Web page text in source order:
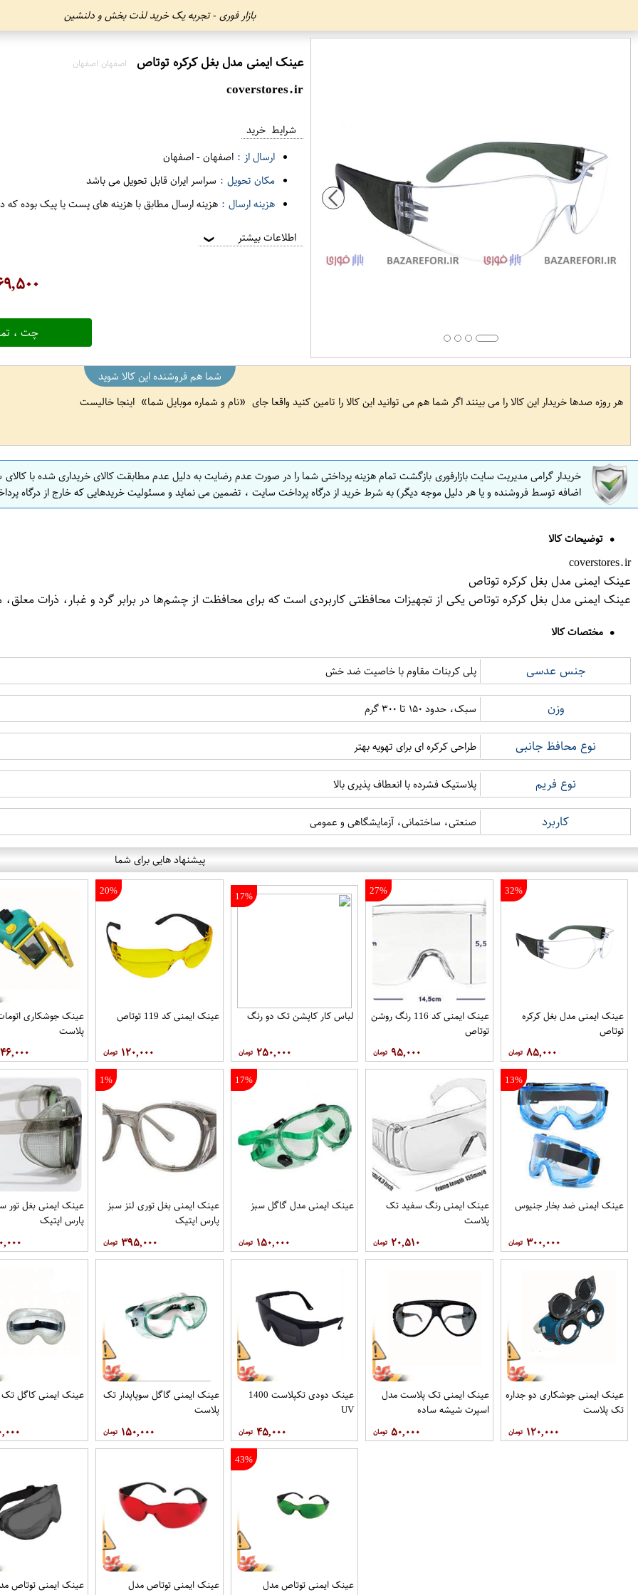
بازار فوری - تجربه یک خرید لذت بخش و دلنشین
عینک ایمنی مدل بغل کرکره توتاص اصفهان اصفهان
coverstores.ir
شرایط خرید
ارسال از : اصفهان-اصفهان
مکان تحویل : سراسر ایران قابل تحویل می باشد
هزینه ارسال : هزینه ارسال مطابق با هزینه های پست یا پیک بوده
اطلاعات بیشتر ❯
چت ،
شما هم فروشنده این کالا شوید
هر روزه صدها خریدار این کالا را می بینند اگر شما هم می توانید این کالا را تامین کنید واقعا جای
نام و شماره موبایل شما اینجا خالیست
خریدار گرامی مدیریت سایت بازارفوری بازگشت تمام هزینه پرداختی شما را در صورت عدم رضایت به دلیل عدم مطابقت کالای خریداری شده با
اضافه توسط فروشنده و یا هر دلیل موجه دیگر) به شرط خرید از درگاه پرداخت سایت ، تضمین می نماید و مسئولیت خریدهایی که خارج از درگاه
توضیحات کالا
coverstores.ir
عینک ایمنی مدل بغل کرکره توتاص
عینک ایمنی مدل بغل کرکره توتاص یکی از تجهیزات محافظتی کاربردی است که برای محافظت از چشم‌ها در برابر گرد و غبار، ذرات
مختصات کالا
جنس عدسی پلی کربنات مقاوم با خاصیت ضد خش
وزن سبک، حدود ۱۵۰ تا ۳۰۰ گرم
نوع محافظ جانبی طراحی کرکره ای برای تهویه بهتر
نوع فریم پلاستیک فشرده با انعطاف پذیری بالا
کاربرد صنعتی، ساختمانی، آزمایشگاهی و عمومی
پیشنهاد هایی برای شما
32%
عینک ایمنی مدل بغل کرکره
توتاص
۸۵,۰۰۰
27%
عینک ایمنی کد 116 رنگ روشن
توتاص
۹۵,۰۰۰
17%
لباس کار کاپشن تک دو رنگ
۲۵۰,۰۰۰
20%
عینک ایمنی کد 119 توتاص
۱۲۰,۰۰۰
عینک جوشکاری
پلاست
13%
عينک ایمنی ضد بخار جنیوس
۳۰۰,۰۰۰
عينک ایمنی رنگ سفيد تک
پلاست
۲۰,۵۱۰
17%
عينک ایمنی مدل گاگل سبز
۱۵۰,۰۰۰
1%
عينک ایمنی بغل توری لنز سبز
پارس اپتیک
۳۹۵,۰۰۰
عينک ایمنی بغل تور
پارس اپتيک
عینک ایمنی جوشکاری دو جداره
تک پلاست
۱۲۰,۰۰۰
عینک ایمنی تک پلاست مدل
اسپرت شیشه ساده
۵۰,۰۰۰
عینک دودی تکپلاست 1400
UV
۴۵,۰۰۰
عینک ایمنی گاگل سوپاپدار تک
پلاست
۱۵۰,۰۰۰
عینک ایمنی کاگل
43%
عینک ایمنی توتاص مدل
عینک ایمنی توتاص مدل
عینک ایمنی توتاص